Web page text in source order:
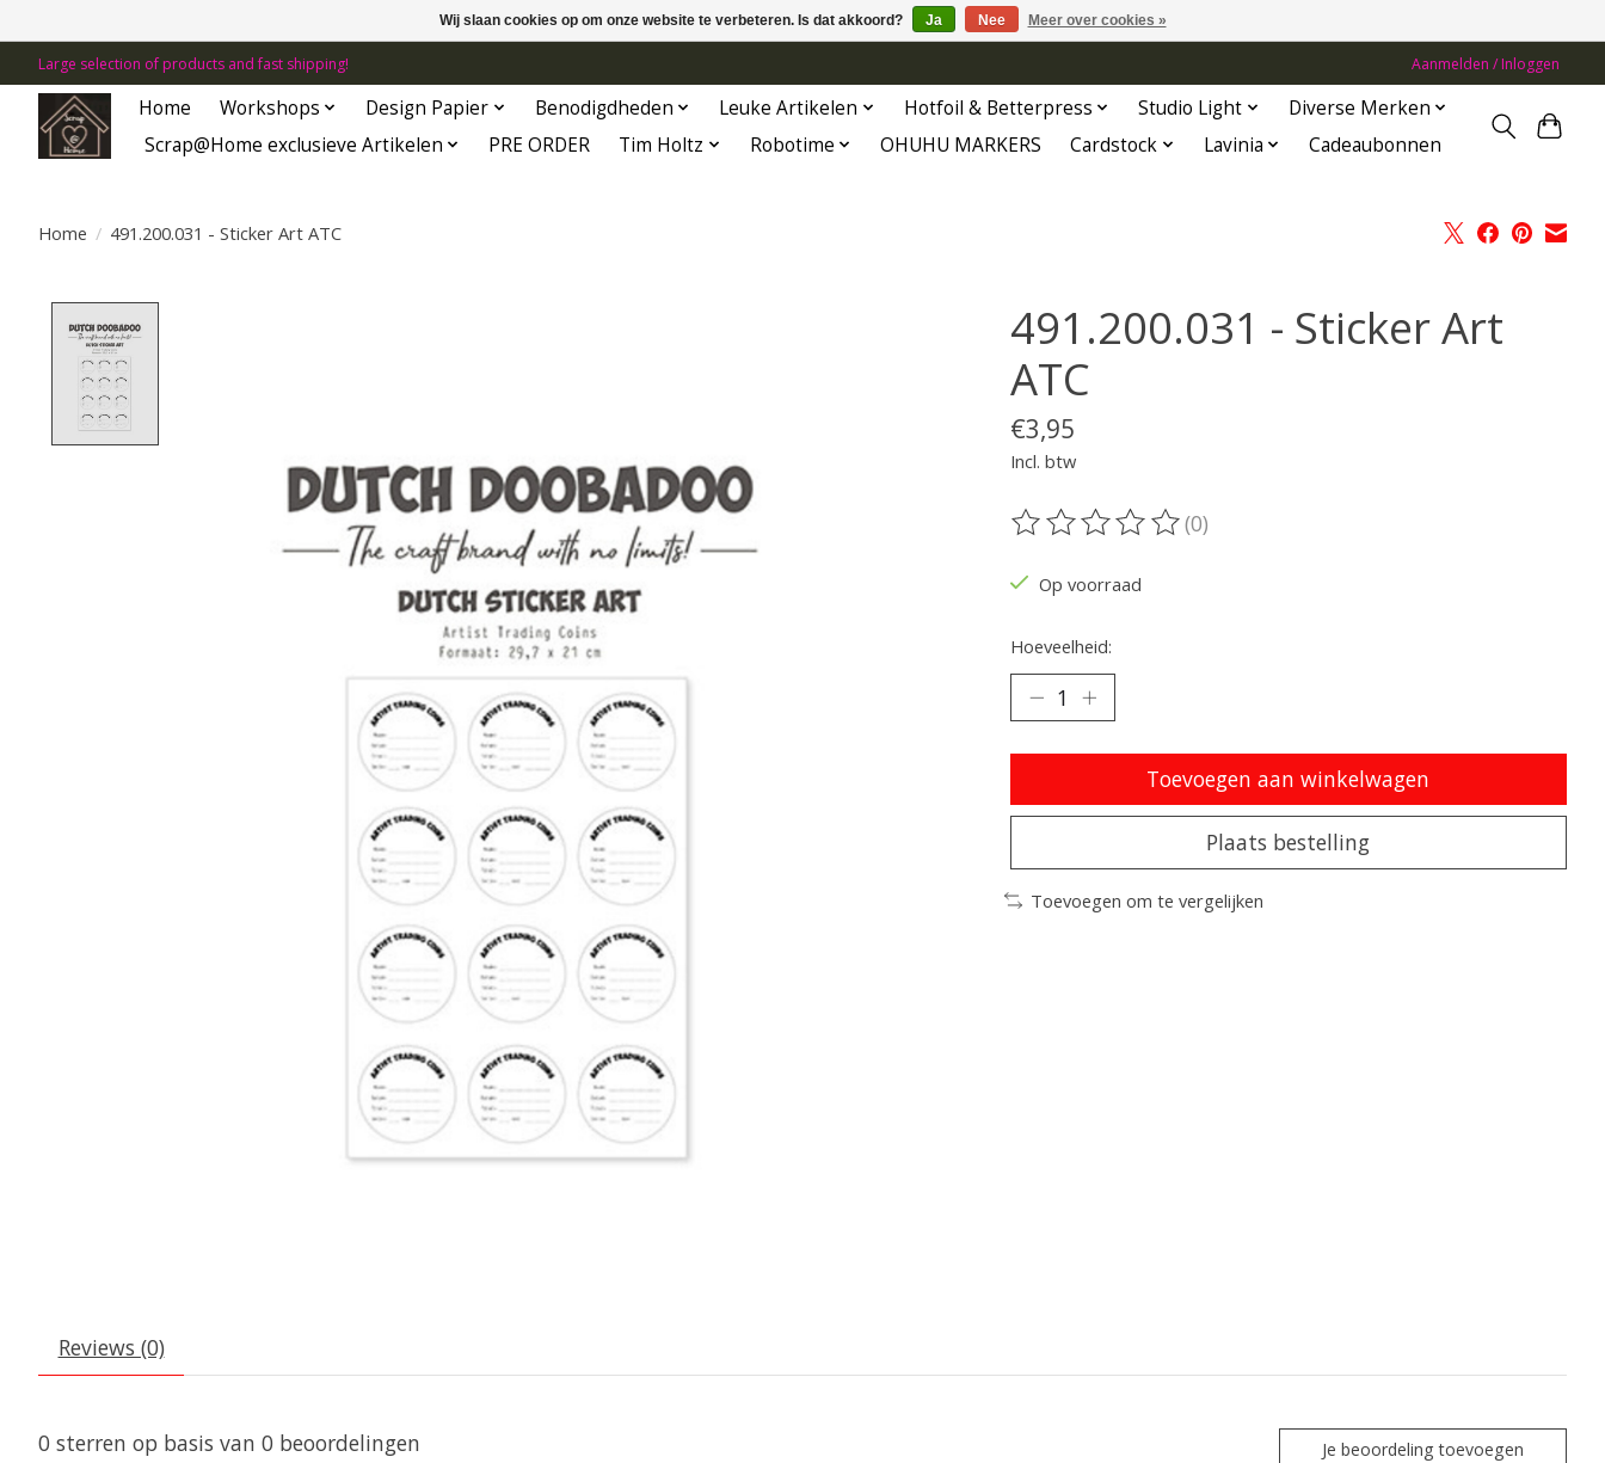
Large selection of products and fast shipping! Aanmelden / Inloggen
Home Workshops Design Papier Benodigdheden Leuke Artikelen Hotfoil & Betterpress Studio Light
Diverse Merken
Scrap@Home exclusieve Artikelen
PRE ORDER Tim Holtz Robotime OHUHU MARKERS Cardstock Lavinia Cadeaubonnen
Home / 491.200.031 - Sticker Art ATC
491.200.031 - Sticker Art
ATC
€3,95
Incl. btw
De beoordeling van dit product is
(0)
Op voorraad
Hoeveelheid:
Toevoegen aan winkelwagen
Plaats bestelling
Toevoegen om te vergelijken
Reviews (0)
0 sterren op basis van 0 beoordelingen Je beoordeling toevoegen
Wij slaan cookies op om onze website te verbeteren. Is dat akkoord? Ja Nee Meer over cookies »